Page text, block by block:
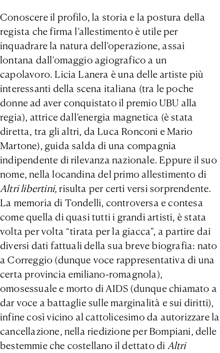
Conoscere il profilo, la storia e la postura della
regista che firma l’allestimento è utile per
inquadrare la natura dell’operazione, assai
lontana dall’omaggio agiografico a un
capolavoro. Licia Lanera è una delle artiste più
interessanti della scena italiana (tra le poche
donne ad aver conquistato il premio UBU alla
regia), attrice dall’energia magnetica (è stata
diretta, tra gli altri, da Luca Ronconi e Mario
Martone), guida salda di una compagnia
indipendente di rilevanza nazionale. Eppure il suo
nome, nella locandina del primo allestimento di
Altri libertini, risulta per certi versi sorprendente.
La memoria di Tondelli, controversa e contesa
come quella di quasi tutti i grandi artisti, è stata
volta per volta “tirata per la giacca”, a partire dai
diversi dati fattuali della sua breve biografia: nato
a Correggio (dunque voce rappresentativa di una
certa provincia emiliano-romagnola),
omosessuale e morto di AIDS (dunque chiamato a
dar voce a battaglie sulle marginalità e sui diritti),
infine così vicino al cattolicesimo da autorizzare la
cancellazione, nella riedizione per Bompiani, delle
bestemmie che costellano il dettato di Altri